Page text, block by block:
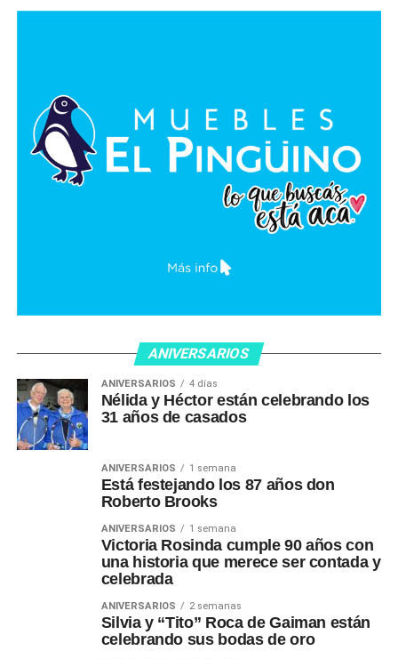
ANIVERSARIOS
ANIVERSARIOS 4 días
Nélida y Héctor están celebrando los
31 años de casados
ANIVERSARIOS 1 semana
Está festejando los 87 años don
Roberto Brooks
ANIVERSARIOS 1 semana
Victoria Rosinda cumple 90 años con
una historia que merece ser contada y
celebrada
ANIVERSARIOS 2 semanas
Silvia y “Tito” Roca de Gaiman están
celebrando sus bodas de oro